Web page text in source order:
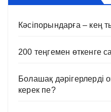
Кәсіпорындарға – кең
200 теңгемен өткенге
Болашақ дәрігерлерді
керек пе?